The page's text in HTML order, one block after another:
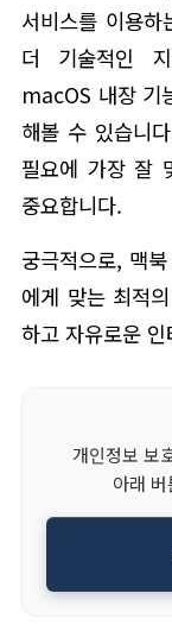
서비스를 이용
더 기술적인
macOS 내장 기
해볼 수 있습니
필요에 가장 잘
중요합니다.
궁극적으로, 맥
에게 맞는 최적
하고 자유로운
개인정보 보
아래